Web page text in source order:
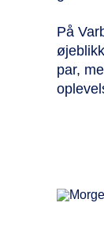
På
par,